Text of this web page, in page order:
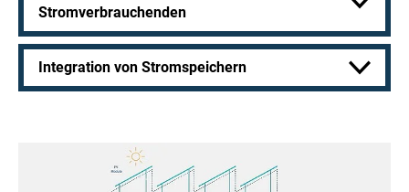
Stromverbrauchenden
Integration von Stromspeichern